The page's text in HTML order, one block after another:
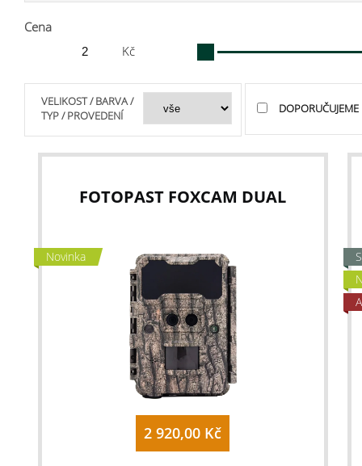
Cena
Kč
VELIKOST / BARVA /
TYP / PROVEDENÍ
DOPORUČUJEME
FOTOPAST FOXCAM DUAL
Novinka
2 920,00 Kč